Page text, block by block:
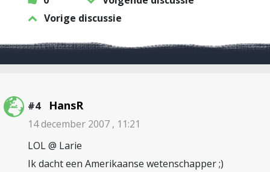
Vorige discussie
#4 HansR
14 december 2007 , 11:21
LOL @ Larie
Ik dacht een Amerikaanse wetenschapper ;)